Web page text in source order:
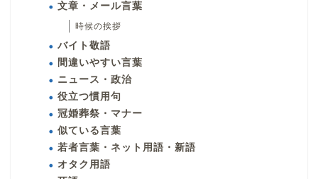
文章・メール言葉
時候の挨拶
バイト敬語
間違いやすい言葉
ニュース・政治
役立つ慣用句
冠婚葬祭・マナー
似ている言葉
若者言葉・ネット用語・新語
オタク用語